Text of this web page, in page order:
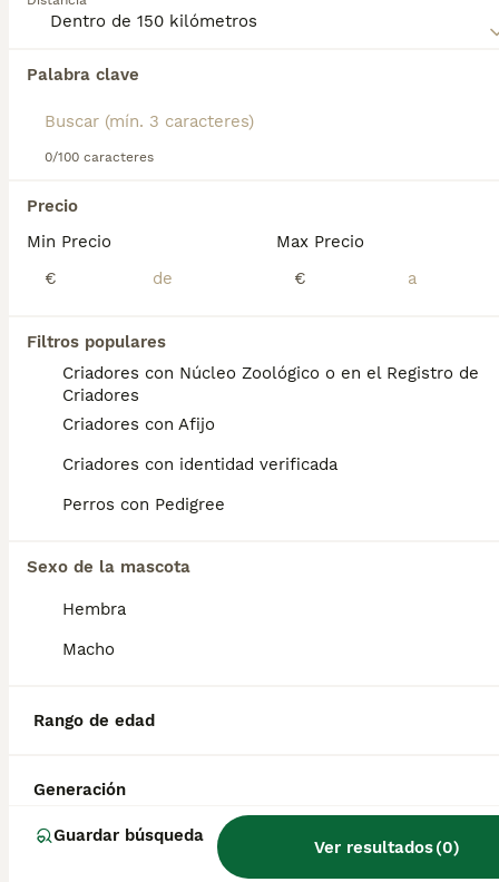
Palabra clave
0/100 caracteres
Precio
Min Precio
€
Max Precio
€
Filtros populares
Criadores con Núcleo Zoológico o en el Registro de
Criadores
Criadores con Afijo
Criadores con identidad verificada
Perros con Pedigree
Sexo de la mascota
Hembra
Macho
Rango de edad
Generación
Guardar búsqueda
Ver resultados(0)
Encontramos 0 Gran danés Cachorros en
Si deseas exactamente esta búsqueda guarda tu
búsqueda y espera el resultado perfecto:
Preguntas frecuentes
¿Cuánto cuesta un cachorro
de Dogo Aleman?
El coste medio de un cachorro de Dogo
Aleman en España es de aproximadamente
800€, aunque los precios pueden variar
según factores como el pedigrí, la
¿Cómo es el carácter del
¿Es lo mismo un dogo
¿Es agresivo el gran danés?